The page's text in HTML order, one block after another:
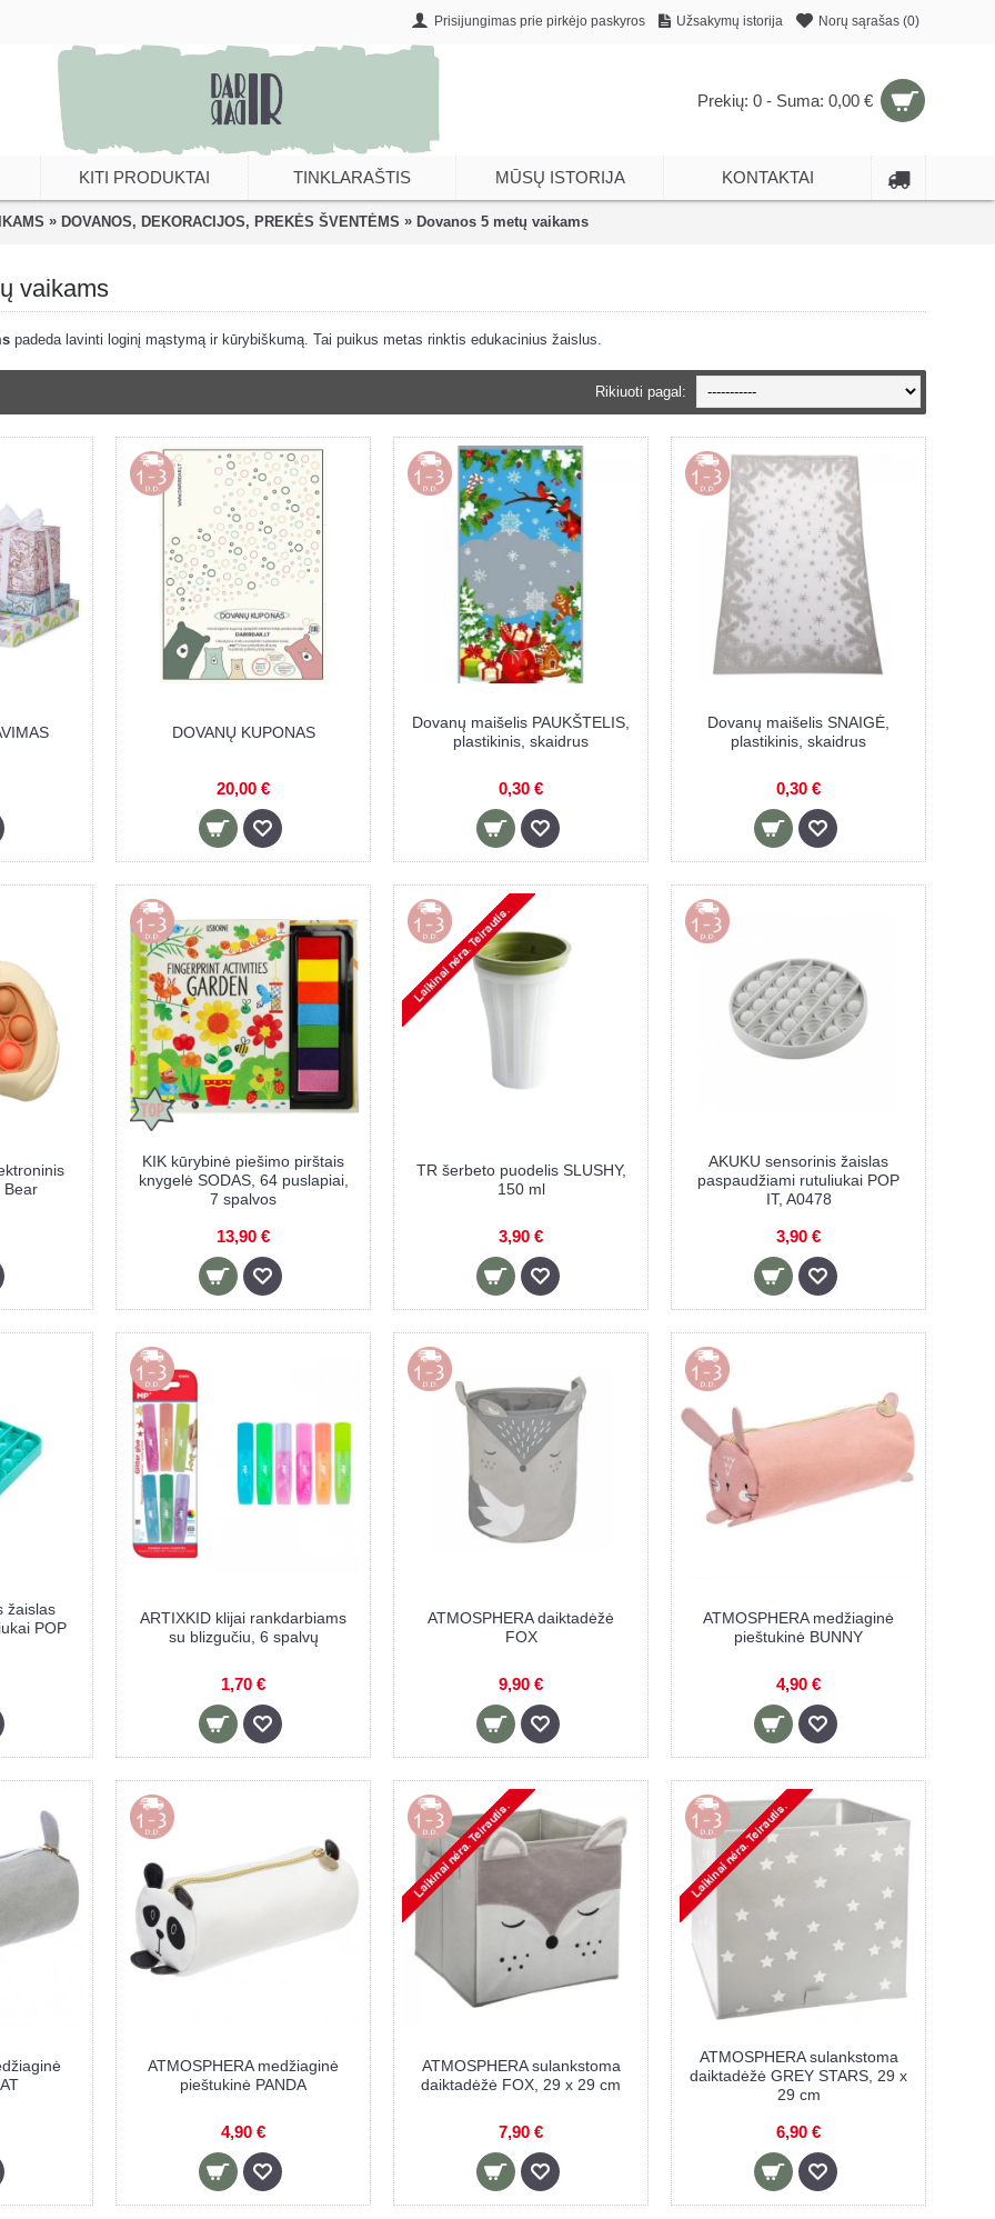
Prisijungimas prie pirkėjo paskyros Užsakymų istorija Norų sąrašas (0)
Prekių: 0 - Suma: 0,00 €
KITI PRODUKTAI TINKLARAŠTIS MŪSŲ ISTORIJA KONTAKTAI
» DOVANOS, DEKORACIJOS, PREKĖS ŠVENTĖMS » Dovanos 5 metų vaikams
vaikams
padeda lavinti loginį mąstymą ir kūrybiškumą. Tai puikus metas rinktis edukacinius žaislus.
Rikiuoti pagal:
DOVANŲ KUPONAS
20,00 €
Dovanų maišelis PAUKŠTELIS,
plastikinis, skaidrus
0,30 €
Dovanų maišelis SNAIGĖ,
plastikinis, skaidrus
0,30 €
Bear
KIK kūrybinė piešimo pirštais
knygelė SODAS, 64 puslapiai,
7 spalvos
13,90 €
TR šerbeto puodelis SLUSHY,
150 ml
3,90 €
AKUKU sensorinis žaislas
paspaudžiami rutuliukai POP
IT, A0478
3,90 €
žaislas
POP
ARTIXKID klijai rankdarbiams
su blizgučiu, 6 spalvų
1,70 €
ATMOSPHERA daiktadėžė
FOX
9,90 €
ATMOSPHERA medžiaginė
pieštukinė BUNNY
4,90 €
ATMOSPHERA medžiaginė
pieštukinė PANDA
4,90 €
ATMOSPHERA sulankstoma
daiktadėžė FOX, 29 x 29 cm
7,90 €
ATMOSPHERA sulankstoma
daiktadėžė GREY STARS, 29 x
29 cm
6,90 €